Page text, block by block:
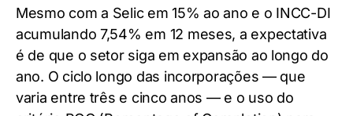
Mesmo com a Selic em 15% ao ano e o INCC-DI
acumulando 7,54% em 12 meses, a expectativa
é de que o setor siga em expansão ao longo do
ano. O ciclo longo das incorporações — que
varia entre três e cinco anos — e o uso do